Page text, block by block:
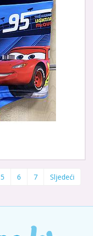
5 6 7 Sljedeći